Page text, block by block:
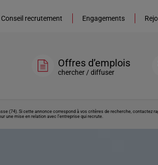
Conseil recrutement Engagements
Offres d’emplois
chercher / diffuser
(74). Si cette annonce correspond à vos critères de recherche,
une mise en relation avec l’entreprise qui recrute.